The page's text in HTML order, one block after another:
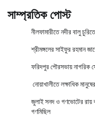
সাম্প্রতিক পোস্ট
নীলফামারীতে নদীর বালু
শ্রীমঙ্গলের সাইফুর রহমান
ফরিদপুর পৌরসভায় নাগরিক
নোয়াখালীতে লক্ষাধিক
জুলাই সনদ ও গণভোটের রায়
গণমিছিল